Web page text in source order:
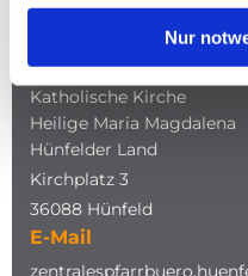
Nur
ADRESSE
Katholische Kirche
Heilige Maria Magdalena
Hünfelder Land
Kirchplatz 3
36088 Hünfeld
E-Mail